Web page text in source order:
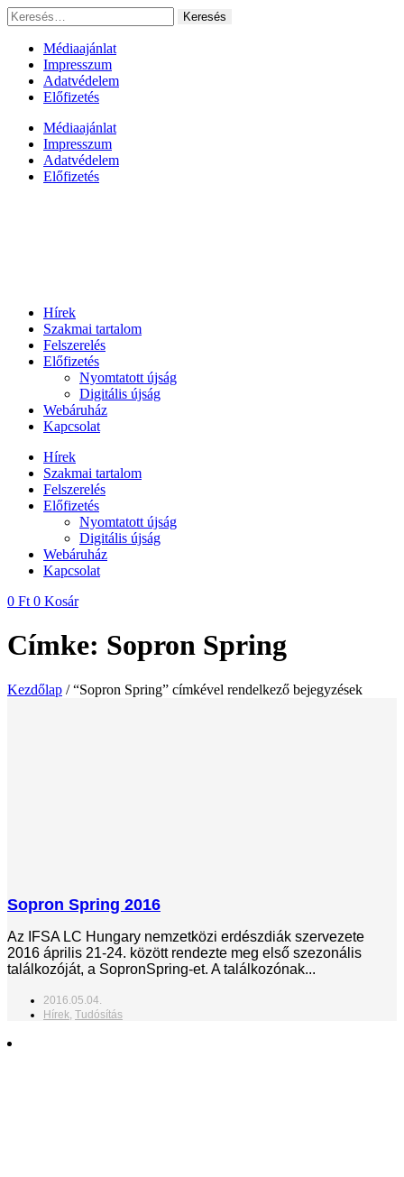
Ugrás
a
tartalomhoz
Keresés:
Médiaajánlat
Impresszum
Adatvédelem
Előfizetés
Médiaajánlat
Impresszum
Adatvédelem
Előfizetés
Hírek
Szakmai tartalom
Felszerelés
Előfizetés
Nyomtatott újság
Digitális újság
Webáruház
Kapcsolat
Hírek
Szakmai tartalom
Felszerelés
Előfizetés
Nyomtatott újság
Digitális újság
Webáruház
Kapcsolat
0 Ft 0 Kosár
Címke: Sopron Spring
Kezdőlap / “Sopron Spring” címkével rendelkező bejegyzések
Sopron Spring 2016
Az IFSA LC Hungary nemzetközi erdészdiák szervezete
2016 április 21-24. között rendezte meg első szezonális
találkozóját, a SopronSpring-et. A találkozónak...
2016.05.04.
Hírek, Tudósítás